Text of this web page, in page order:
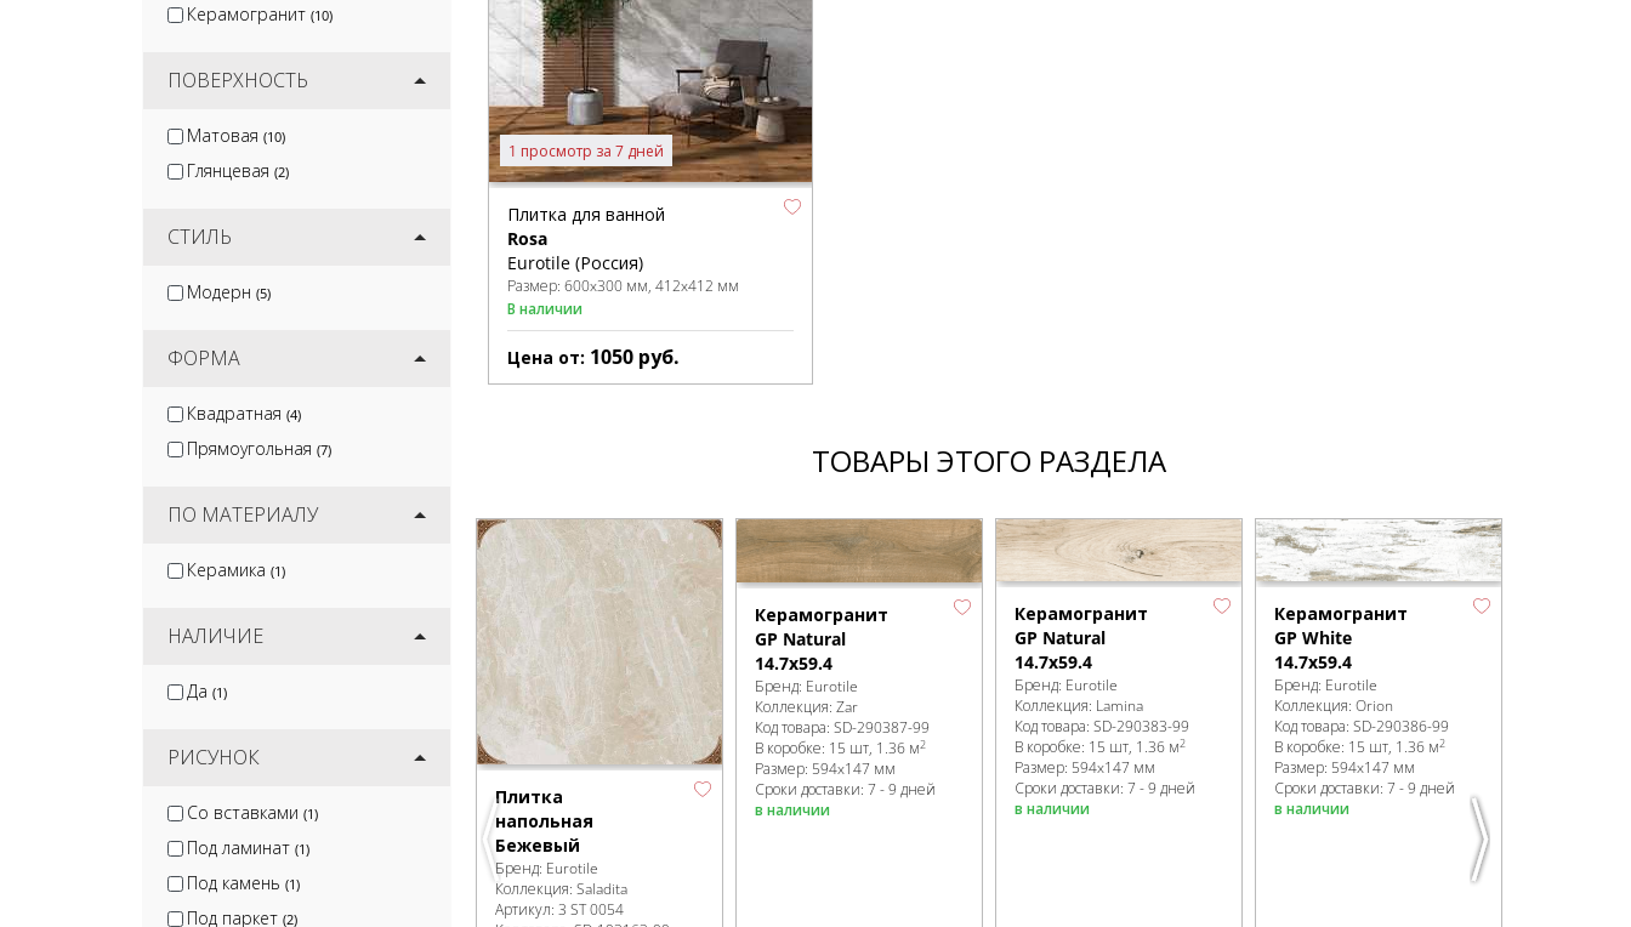
Керамогранит (10)
ПОВЕРХНОСТЬ
Матовая (10)
Глянцевая (2)
СТИЛЬ
Модерн (5)
ФОРМА
Квадратная (4)
Прямоугольная (7)
ПО МАТЕРИАЛУ
Керамика (1)
НАЛИЧИЕ
Да (1)
РИСУНОК
Со вставками (1)
Под ламинат (1)
Под камень (1)
Под паркет (2)
1 просмотр за 7 дней
Плитка для ванной
Rosa
Eurotile (Россия)
Размер: 600x300 мм 412x412 мм
В наличии
Цена от: 1050 руб.
ТОВАРЫ ЭТОГО РАЗДЕЛА
Плитка
напольная
Бежевый
Бренд: Eurotile
Коллекция: Saladita
Артикул: 3 ST 0054
Керамогранит
GP Natural
14.7x59.4
Бренд: Eurotile
Коллекция: Zar
Код товара: SD-290387-99
В коробке: 15 шт, 1.36 м2
Размер: 594x147 мм
Сроки доставки: 7 - 9 дней
в наличии
Керамогранит
GP Natural
14.7x59.4
Бренд: Eurotile
Коллекция: Lamina
Код товара: SD-290383-99
В коробке: 15 шт, 1.36 м2
Размер: 594x147 мм
Сроки доставки: 7 - 9 дней
в наличии
Керамогранит
GP White
14.7x59.4
Бренд: Eurotile
Коллекция: Orion
Код товара: SD-290386-99
В коробке: 15 шт, 1.36 м2
Размер: 594x147 мм
Сроки доставки: 7 - 9 дней
в наличии